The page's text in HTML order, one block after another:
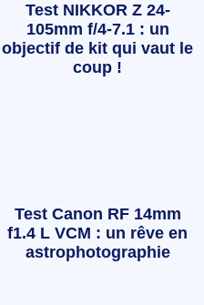
Test NIKKOR Z 24-
105mm f/4-7.1 : un
objectif de kit qui vaut le
coup !
Test Canon RF 14mm
f1.4 L VCM : un rêve en
astrophotographie